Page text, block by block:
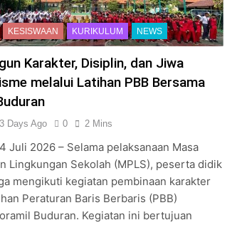
KESISWAAN KURIKULUM NEWS
Karakter, Disiplin, dan Jiwa
melalui Latihan PBB Bersama
3 Days Ago 0 2 Mins
Juli 2026 – Selama pelaksanaan Masa
Lingkungan Sekolah (MPLS), peserta didik
mengikuti kegiatan pembinaan karakter
Peraturan Baris Berbaris (PBB)
Buduran. Kegiatan ini bertujuan